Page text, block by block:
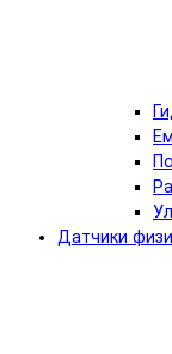
Датчики